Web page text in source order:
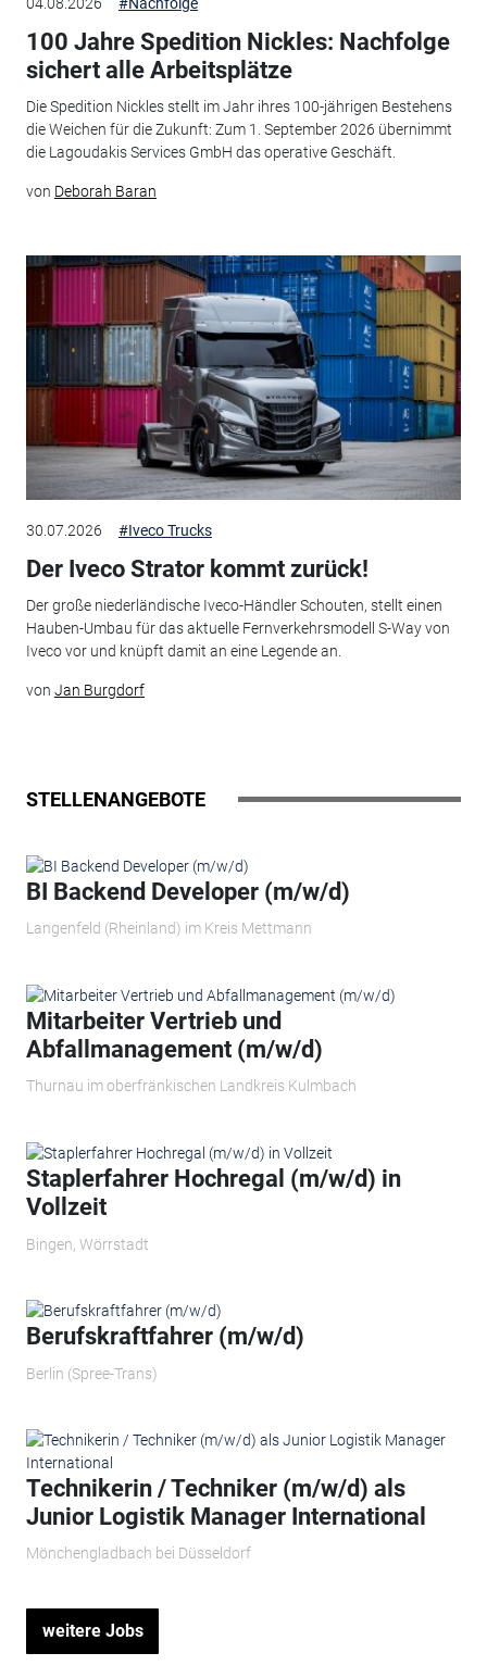
100 Jahre Spedition Nickles: Nachfolge
sichert alle Arbeitsplätze
Die Spedition Nickles stellt im Jahr ihres 100-jährigen Bestehens
die Weichen für die Zukunft: Zum 1. September 2026 übernimmt
die Lagoudakis Services GmbH das operative Geschäft.
von Deborah Baran
30.07.2026 #Iveco Trucks
Der Iveco Strator kommt zurück!
Der große niederländische Iveco-Händler Schouten, stellt einen
Hauben-Umbau für das aktuelle Fernverkehrsmodell S-Way von
Iveco vor und knüpft damit an eine Legende an.
von Jan Burgdorf
STELLENANGEBOTE
BI Backend Developer (m/w/d)
Langenfeld (Rheinland) im Kreis Mettmann
Mitarbeiter Vertrieb und
Abfallmanagement (m/w/d)
Thurnau im oberfränkischen Landkreis Kulmbach
Staplerfahrer Hochregal (m/w/d) in
Vollzeit
Bingen, Wörrstadt
Berufskraftfahrer (m/w/d)
Berlin (Spree-Trans)
Technikerin / Techniker (m/w/d) als
Junior Logistik Manager International
Mönchengladbach bei Düsseldorf
weitere Jobs